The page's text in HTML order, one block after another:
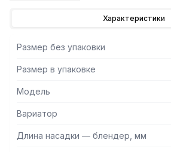
корпуса:полипропелен иХарактеристики
Размер без упаковки
Размер в упаковке
Модель
Вариатор
Длина насадки — блендер, мм